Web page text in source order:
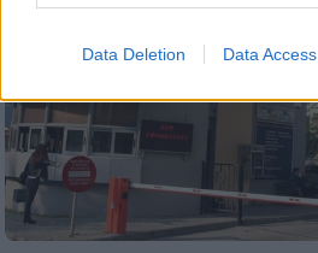
Data Deletion Data Access